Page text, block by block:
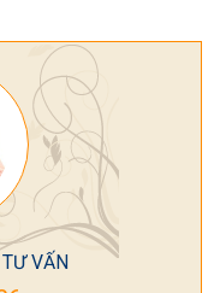
VẤN